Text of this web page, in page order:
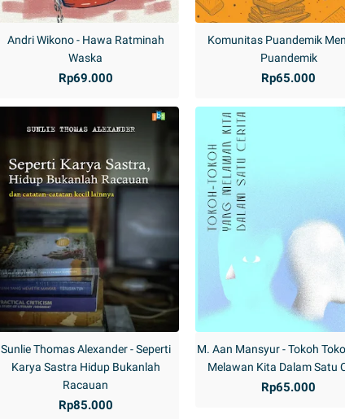
Andri Wikono - Hawa Ratminah
Waska
Rp69.000
Komunitas Puandemik
Puandemik
Rp65.000
Sunlie Thomas Alexander - Seperti
Karya Sastra Hidup Bukanlah
Racauan
Rp85.000
M. Aan Mansyur - Tokoh
Melawan Kita Dalam Satu
Rp65.000